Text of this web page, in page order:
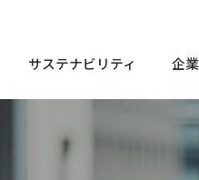
サステナビリティ 企
定款
電
セージ
窓口